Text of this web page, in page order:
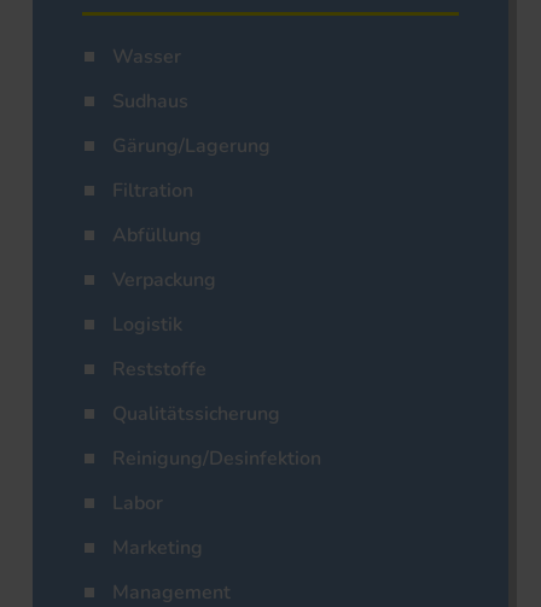
Wasser
Sudhaus
Gärung/Lagerung
Filtration
Abfüllung
Verpackung
Logistik
Reststoffe
Qualitätssicherung
Reinigung/Desinfektion
Labor
Marketing
Management